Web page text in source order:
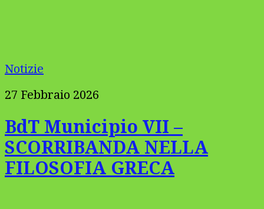
Notizie
27 Febbraio 2026
BdT Municipio VII –
SCORRIBANDA NELLA
FILOSOFIA GRECA